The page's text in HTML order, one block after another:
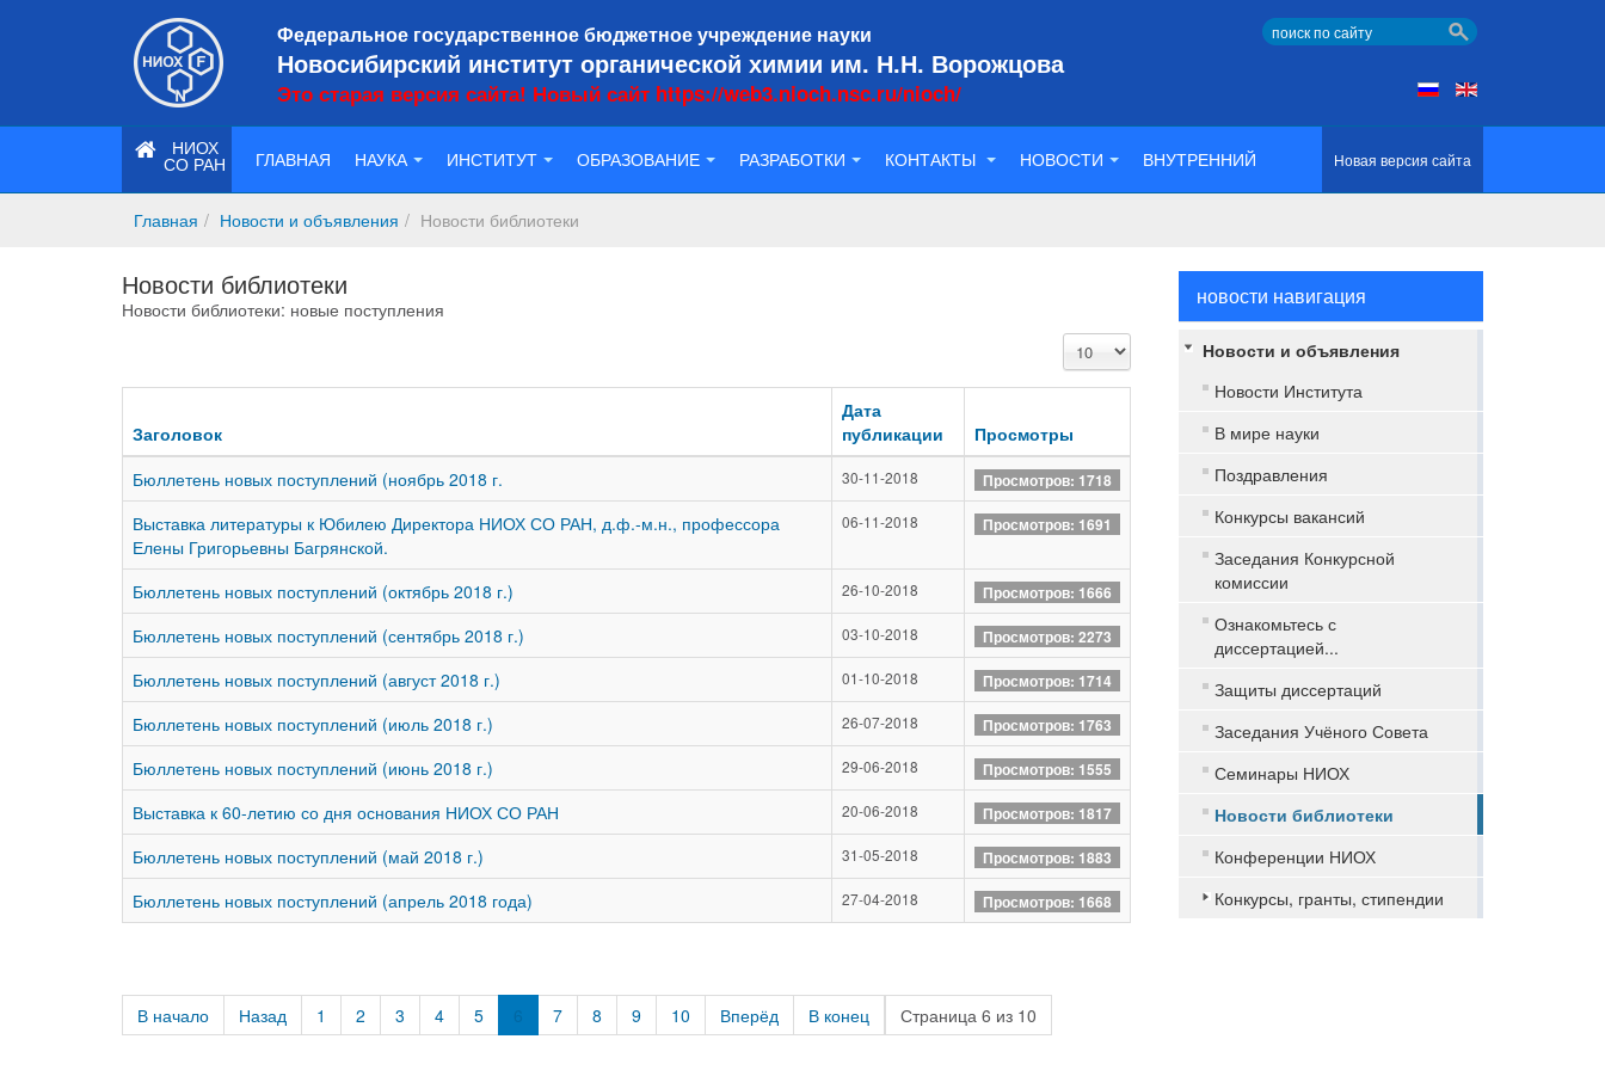
Федеральное государственное бюджетное учреждение науки
Новосибирский институт органической химии им. Н.Н. Ворожцова
Это старая версия сайта! Новый сайт https://web3.nioch.nsc.ru/nioch/
НИОХ
СО РАН Новая версия сайта
ГЛАВНАЯ НАУКА ИНСТИТУТ ОБРАЗОВАНИЕ РАЗРАБОТКИ КОНТАКТЫ НОВОСТИ ВНУТРЕННИЙ
Главная Новости и объявления Новости библиотеки
Новости библиотеки
Новости библиотеки: новые поступления
Кол-
во
строк:
Заголовок
Дата
публикации
Просмотры
Бюллетень новых поступлений (ноябрь 2018 г.
30-11-2018 Просмотров: 1718
Выставка литературы к Юбилею Директора НИОХ СО РАН, д.ф.-м.н., профессора
Елены Григорьевны Багрянской.
06-11-2018 Просмотров: 1691
Бюллетень новых поступлений (октябрь 2018 г.) 26-10-2018 Просмотров: 1666
Бюллетень новых поступлений (сентябрь 2018 г.) 03-10-2018 Просмотров: 2273
Бюллетень новых поступлений (август 2018 г.) 01-10-2018 Просмотров: 1714
Бюллетень новых поступлений (июль 2018 г.) 26-07-2018 Просмотров: 1763
Бюллетень новых поступлений (июнь 2018 г.) 29-06-2018 Просмотров: 1555
Выставка к 60-летию со дня основания НИОХ СО РАН 20-06-2018 Просмотров: 1817
Бюллетень новых поступлений (май 2018 г.) 31-05-2018 Просмотров: 1883
Бюллетень новых поступлений (апрель 2018 года) 27-04-2018 Просмотров: 1668
Страница 6 из 10
В начало Назад 1 2 3 4 5 6 7 8 9 10 Вперёд В конец
новости навигация
Новости и объявления
Новости Института
В мире науки
Поздравления
Конкурсы вакансий
Заседания Конкурсной
комиссии
Ознакомьтесь с
диссертацией...
Защиты диссертаций
Заседания Учёного Совета
Семинары НИОХ
Новости библиотеки
Конференции НИОХ
Конкурсы, гранты, стипендии